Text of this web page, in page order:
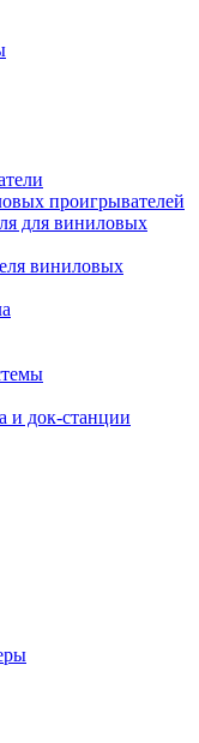
проигрывателей
для виниловых
виниловых
и док-станции